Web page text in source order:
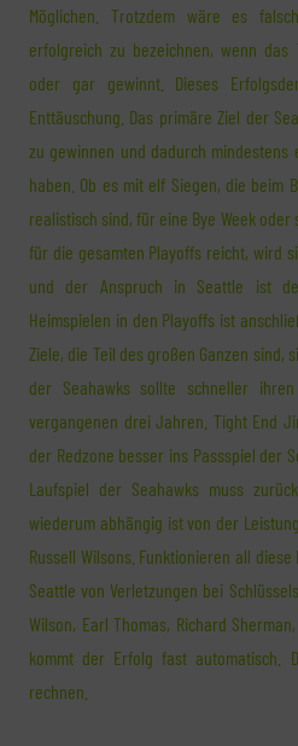
Möglichen. Trotzdem wäre es
erfolgreich zu bezeichnen, wenn
oder gar gewinnt. Dieses
Enttäuschung. Das primäre Ziel der
zu gewinnen und dadurch mindestens
haben. Ob es mit elf Siegen, die beim
realistisch sind, für eine Bye Week
für die gesamten Playoffs reicht, wird
und der Anspruch in Seattle ist
Heimspielen in den Playoffs ist
Ziele, die Teil des großen Ganzen sind,
der Seahawks sollte schneller
vergangenen drei Jahren. Tight End
der Redzone besser ins Passspiel der
Laufspiel der Seahawks muss
wiederum abhängig ist von der
Russell Wilsons. Funktionieren all
Seattle von Verletzungen bei
Wilson, Earl Thomas, Richard
kommt der Erfolg fast automatisch.
rechnen.